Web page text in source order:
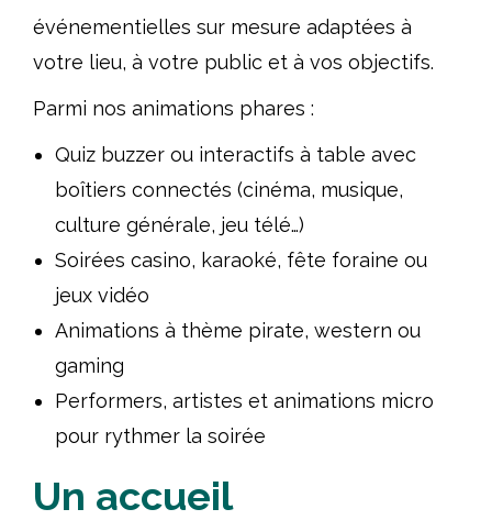
événementielles sur mesure adaptées à
votre lieu, à votre public et à vos objectifs.
Parmi nos animations phares :
Quiz buzzer ou interactifs à table avec
boîtiers connectés (cinéma, musique,
culture générale, jeu télé…)
Soirées casino, karaoké, fête foraine ou
jeux vidéo
Animations à thème pirate, western ou
gaming
Performers, artistes et animations micro
pour rythmer la soirée
Un accueil